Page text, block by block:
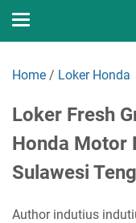
Home / Loker Honda
Loker Fresh
Honda Motor
Sulawesi
Author indutius